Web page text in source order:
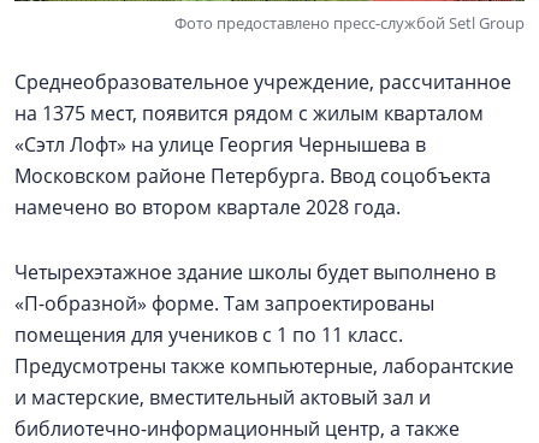
Фото предоставлено пресс-службой Setl Group
Среднеобразовательное учреждение, рассчитанное
на 1375 мест, появится рядом с жилым кварталом
«Сэтл Лофт» на улице Георгия Чернышева в
Московском районе Петербурга. Ввод соцобъекта
намечено во втором квартале 2028 года.
Четырехэтажное здание школы будет выполнено в
«П-образной» форме. Там запроектированы
помещения для учеников с 1 по 11 класс.
Предусмотрены также компьютерные, лаборантские
и мастерские, вместительный актовый зал и
библиотечно-информационный центр, а также